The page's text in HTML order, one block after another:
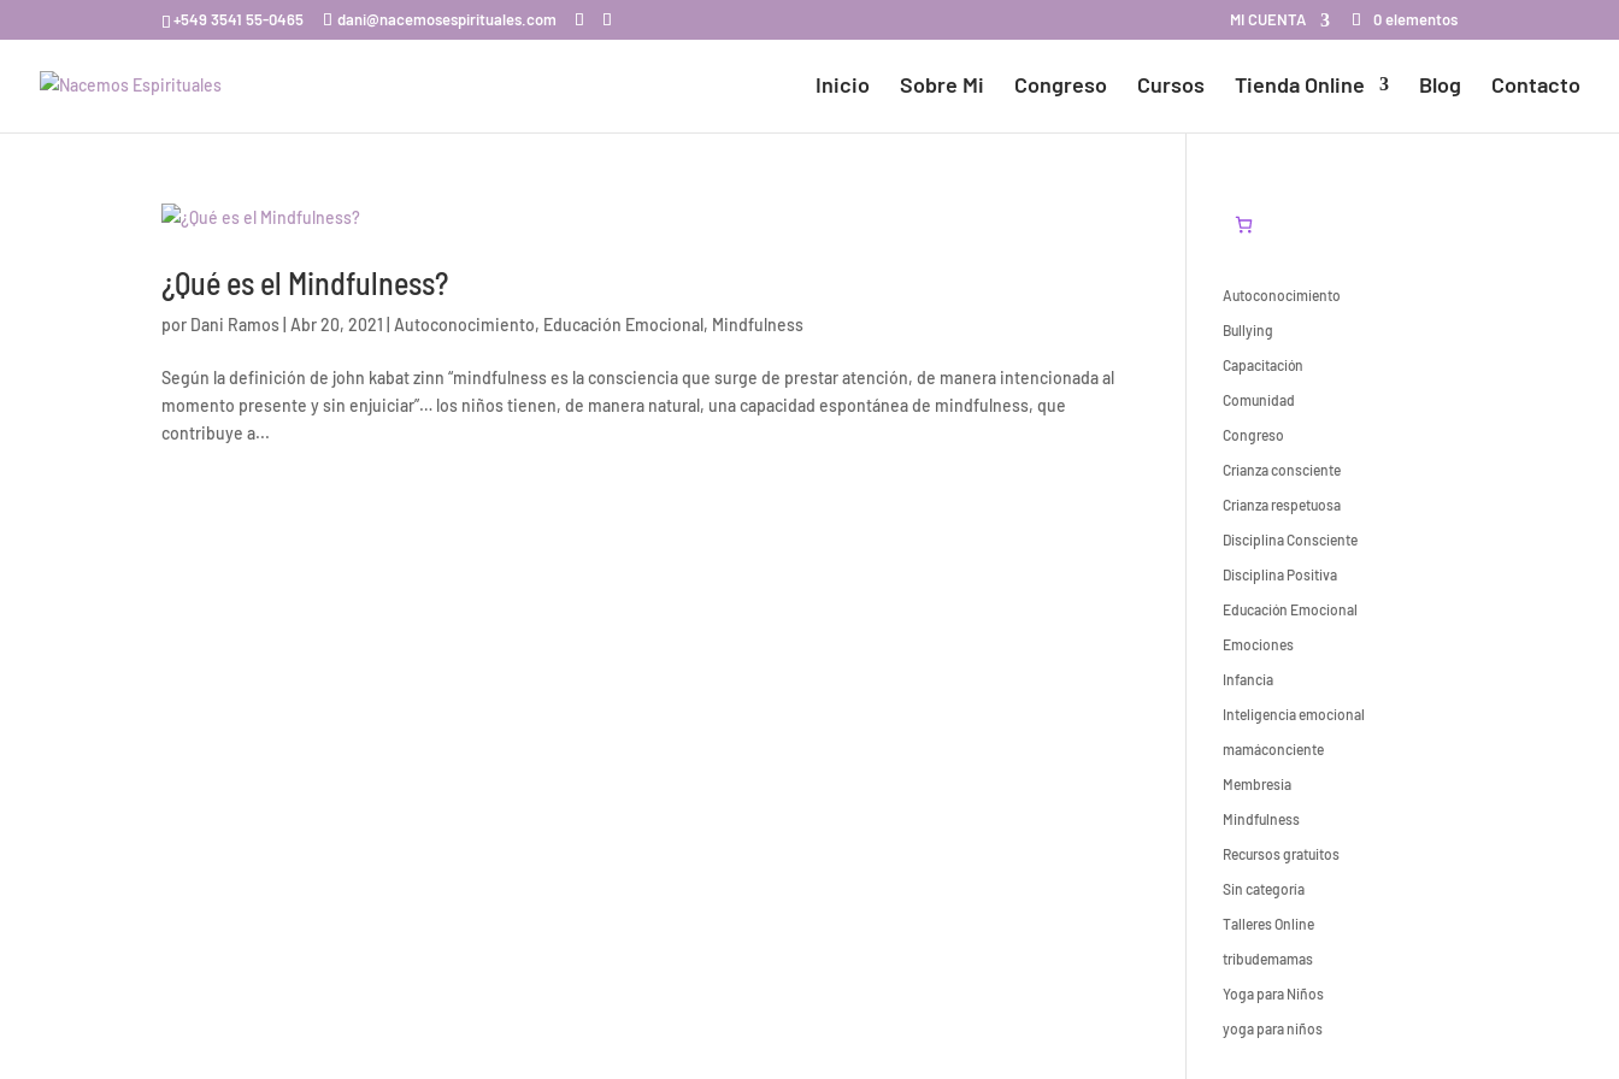
+549 3541 55-0465 dani@nacemosespirituales.com MI CUENTA 0 elementos
Inicio Sobre Mi Congreso Cursos Tienda Online Blog Contacto
¿Qué es el Mindfulness?
por Dani Ramos |Abr 20, 2021 |Autoconocimiento, Educación Emocional, Mindfulness
Según la definición de john kabat zinn “mindfulness es la consciencia que surge de prestar atención, de manera intencionada al
momento presente y sin enjuiciar”… los niños tienen, de manera natural, una capacidad espontánea de mindfulness, que
contribuye a...
Autoconocimiento
Bullying
Capacitación
Comunidad
Congreso
Crianza consciente
Crianza respetuosa
Disciplina Consciente
Disciplina Positiva
Educación Emocional
Emociones
Infancia
Inteligencia emocional
mamáconciente
Membresia
Mindfulness
Recursos gratuitos
Sin categoría
Talleres Online
tribudemamas
Yoga para Niños
yoga para niños